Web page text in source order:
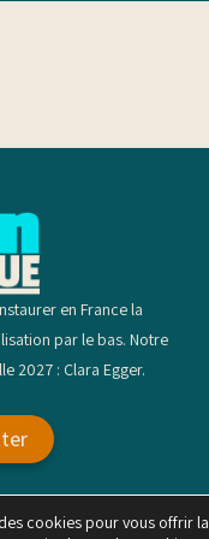
en France la
par le bas. Notre
2027 : Clara Egger.
cookies pour vous offrir